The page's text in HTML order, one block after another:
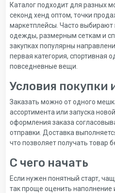
Каталог подходит для разных
секонд хенд оптом, точки
маркетплейсы. Часто выбирают
одежды, размерным сеткам и
закупках популярны
первая категория, спортивная
повседневные вещи.
Условия покупки
Заказать можно от одного
ассортимента или запуска
оформления заказа
отправки. Доставка
что позволяет получать товар
С чего начать
Если нужен понятный старт,
так проще оценить наполнение